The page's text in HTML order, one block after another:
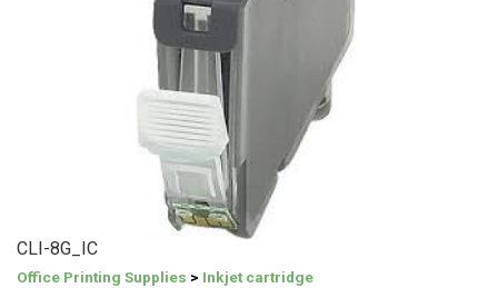
CLI-8G_IC
Office Printing Supplies > Inkjet cartridge